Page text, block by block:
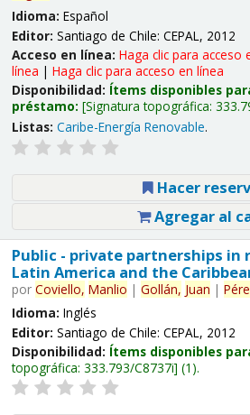
Idioma: Español
Editor: Santiago de Chile: CEPAL, 2012
Acceso en línea: Haga clic para acceso
línea | Haga clic para acceso en línea
Disponibilidad: Ítems disponibles
préstamo: Signatura topográfica:
Listas: Caribe-Energía Renovable.
Hacer
Agregar al
Public - private partnerships in
Latin America and the
por Coviello, Manlio | Gollán, Juan |
Idioma: Inglés
Editor: Santiago de Chile: CEPAL, 2012
Disponibilidad: Ítems disponibles
topográfica: 333.793/C8737i (1).